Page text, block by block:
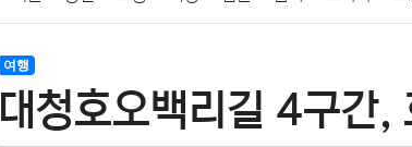
육아
기술 종교 사회 정치 건강 의료 의학
여행
대청호오백리길 4구간,